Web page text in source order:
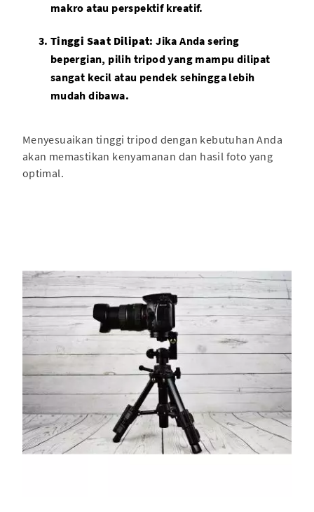
makro atau perspektif kreatif.
Tinggi Saat Dilipat: Jika Anda sering
bepergian, pilih tripod yang mampu dilipat
sangat kecil atau pendek sehingga lebih
mudah dibawa.
Menyesuaikan tinggi tripod dengan kebutuhan Anda
akan memastikan kenyamanan dan hasil foto yang
optimal.